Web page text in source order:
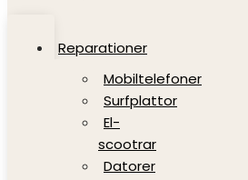
Reparationer
Mobiltelefoner
Surfplattor
El-
scootrar
Datorer